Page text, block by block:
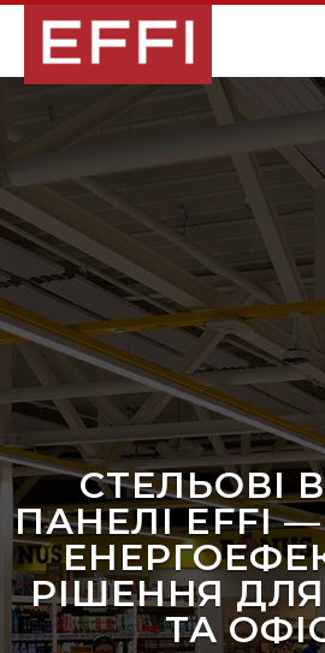
СТЕЛЬОВІ
ПАНЕЛІ EFFI
РІШЕННЯ ДЛЯ
ТА